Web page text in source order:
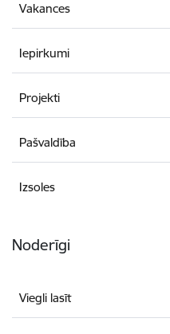
Vakances
Iepirkumi
Projekti
Pašvaldība
Izsoles
Noderīgi
Viegli lasīt